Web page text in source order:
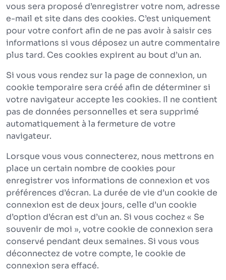
vous sera proposé d’enregistrer votre nom, adresse
e-mail et site dans des cookies. C’est uniquement
pour votre confort afin de ne pas avoir à saisir ces
informations si vous déposez un autre commentaire
plus tard. Ces cookies expirent au bout d’un an.
Si vous vous rendez sur la page de connexion, un
cookie temporaire sera créé afin de déterminer si
votre navigateur accepte les cookies. Il ne contient
pas de données personnelles et sera supprimé
automatiquement à la fermeture de votre
navigateur.
Lorsque vous vous connecterez, nous mettrons en
place un certain nombre de cookies pour
enregistrer vos informations de connexion et vos
préférences d’écran. La durée de vie d’un cookie de
connexion est de deux jours, celle d’un cookie
d’option d’écran est d’un an. Si vous cochez « Se
souvenir de moi », votre cookie de connexion sera
conservé pendant deux semaines. Si vous vous
déconnectez de votre compte, le cookie de
connexion sera effacé.